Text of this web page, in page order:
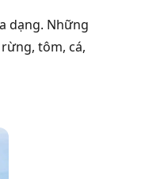
dạng. Những
tôm, cá,